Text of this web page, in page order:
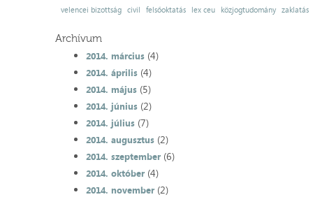
velencei bizottság
civil felsőoktatás lex ceu közjogtudomány zaklatás
Archívum
2014. március(4)
2014. április(4)
2014. május(5)
2014. június(2)
2014. július(7)
2014. augusztus(2)
2014. szeptember(6)
2014. október(4)
2014. november(2)